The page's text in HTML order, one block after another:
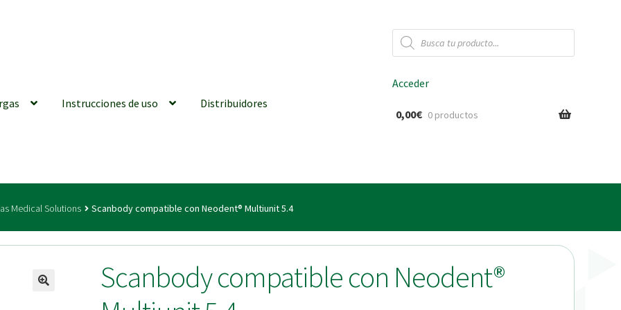
Búsqueda
de
productos
Instrucciones de uso Distribuidores
generales Conexiones CAD CAM Distribuidores Finalizar Pedido
| Tienda Online!
Acceder
0,00€ 0 productos
Medical Solutions Scanbody compatible con Neodent® Multiunit 5.4
Scanbody compatible con Neodent®